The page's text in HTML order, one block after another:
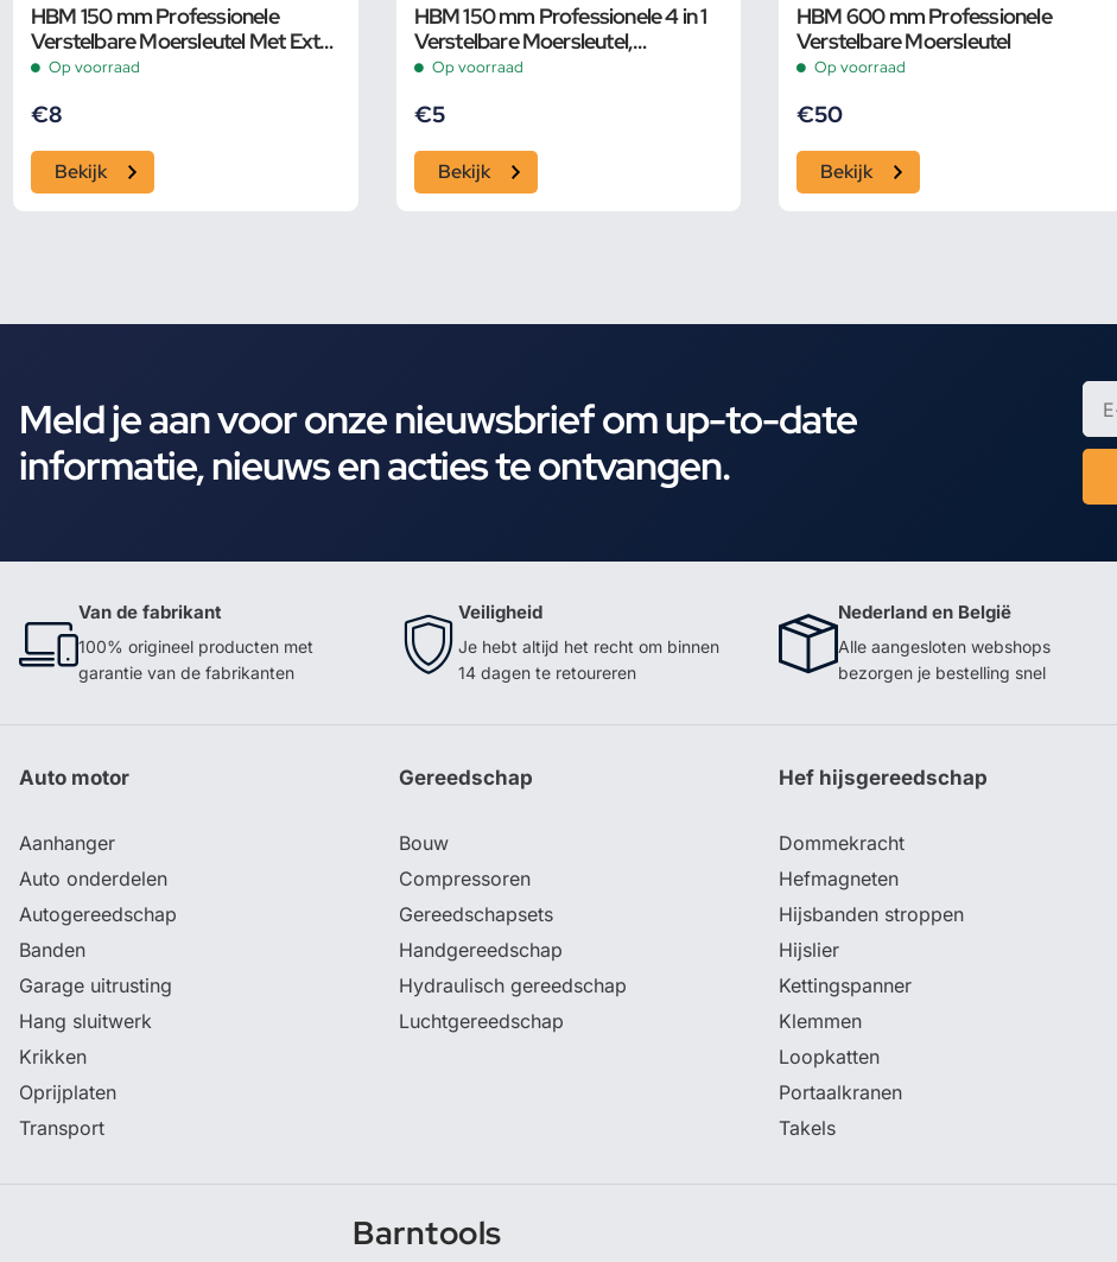
HBM 150 mm Professionele
Verstelbare Moersleutel Met Extra
Groot Bereik en Extra Smalle Bek
Op voorraad
€8
Bekijk
HBM 150 mm Professionele 4 in 1
Verstelbare Moersleutel,
Pijpsleutel
Op voorraad
€5
Bekijk
HBM 600 mm Professionele
Verstelbare Moersleutel
Op voorraad
€50
Bekijk
Meld je aan voor onze nieuwsbrief om up-to-date
informatie, nieuws en acties te ontvangen.
Van de fabrikant
100% origineel producten met
garantie van de fabrikanten
Veiligheid
Je hebt altijd het recht om binnen
14 dagen te retoureren
Nederland en België
Alle aangesloten webshops
bezorgen je bestelling snel
Auto motor
Aanhanger
Auto onderdelen
Autogereedschap
Banden
Garage uitrusting
Hang sluitwerk
Krikken
Oprijplaten
Transport
Gereedschap
Bouw
Compressoren
Gereedschapsets
Handgereedschap
Hydraulisch gereedschap
Luchtgereedschap
Hef hijsgereedschap
Dommekracht
Hefmagneten
Hijsbanden stroppen
Hijslier
Kettingspanner
Klemmen
Loopkatten
Portaalkranen
Takels
Barntools